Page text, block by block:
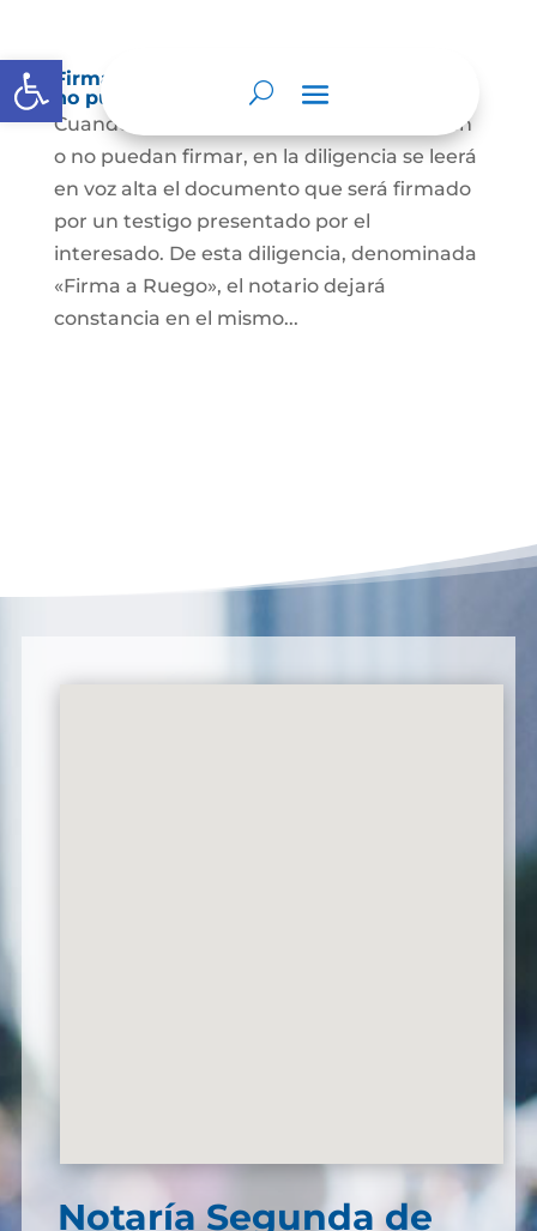
Abrir barra de herramientas
Firma a Ruego – Personas que no saben o
no puede firmar
Cuando se trate de personas que no sepan
o no puedan firmar, en la diligencia se leerá
en voz alta el documento que será firmado
por un testigo presentado por el
interesado. De esta diligencia, denominada
«Firma a Ruego», el notario dejará
constancia en el mismo...
Notaría Segunda de